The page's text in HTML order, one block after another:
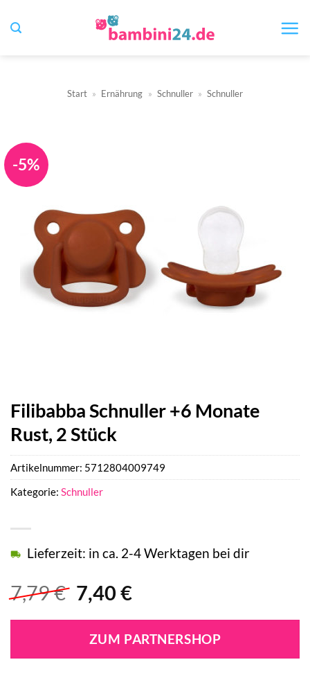
Inhalt
Start » Ernährung » Schnuller » Schnuller
-5%
Filibabba Schnuller +6 Monate
Rust, 2 Stück
7,79€ Ursprünglicher
war:
7,79 €
7,40 €Aktueller
ist:
7,40 €.
Lieferzeit: in ca. 2-4 Werktagen bei dir
ZUM PARTNERSHOP
Artikelnummer: 5712804009749
Kategorie: Schnuller